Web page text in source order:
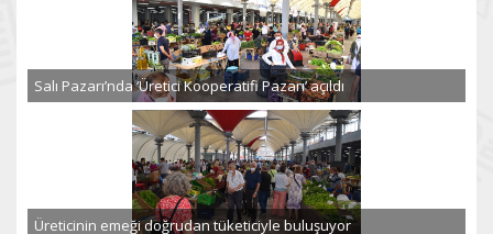
Salı Pazarı’nda ‘Üretici Kooperatifi Pazarı’ açıldı
Üreticinin emeği doğrudan tüketiciyle buluşuyor